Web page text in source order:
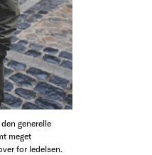
generelle
meget
for ledelsen.